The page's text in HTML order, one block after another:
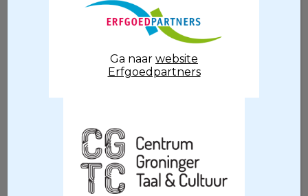
betrekken of er wordt een spreker
uitgenodigd over een specifiek onderwerp.
Een van de ideeën uit het platform
Archeologie & Publiek resulteerde in 2017 in
een lezingenserie. De lezingen werden goed
bezocht door een enthousiast en
waren positief over deze serie. Dat was de
aanleiding om jaarlijks een serie lezingen te
houden. Bekijk de agenda voor de
eerstkomende lezingen.
Ga naar website
Erfgoedpartners